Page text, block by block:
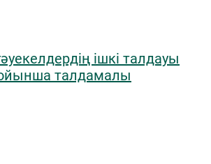
ішкі талдауы
талдамалы